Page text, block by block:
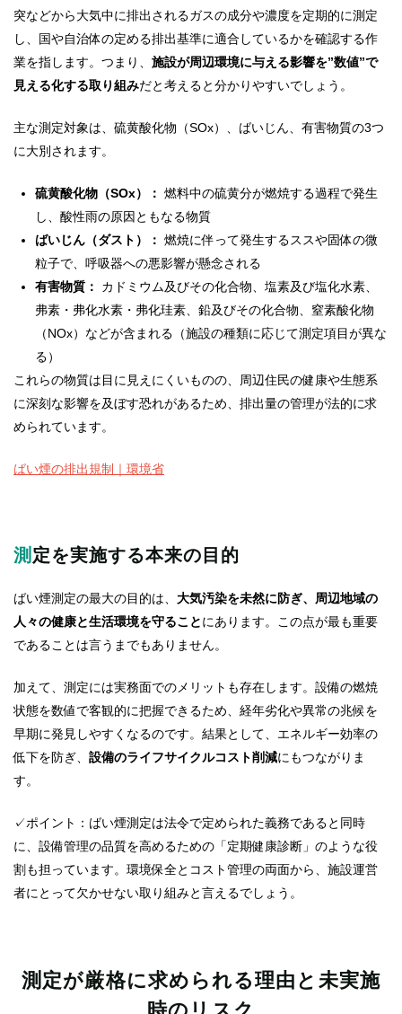
突などから大気中に排出されるガスの成分や濃度を定期的に測定
し、国や自治体の定める排出基準に適合しているかを確認する作
業を指します。つまり、 施設が周辺環境に与える影響を”数値”で
見える化する取り組みだと考えると分かりやすいでしょう。
主な測定対象は、硫黄酸化物（SOx）、ばいじん、有害物質の3つ
に大別されます。
硫黄酸化物（SOx）： 燃料中の硫黄分が燃焼する過程で発生
し、酸性雨の原因ともなる物質
ばいじん（ダスト）： 燃焼に伴って発生するススや固体の微
粒子で、呼吸器への悪影響が懸念される
有害物質： カドミウム及びその化合物、塩素及び塩化水素、
弗素・弗化水素・弗化珪素、鉛及びその化合物、窒素酸化物
（NOx）などが含まれる（施設の種類に応じて測定項目が異な
る）
これらの物質は目に見えにくいものの、周辺住民の健康や生態系
に深刻な影響を及ぼす恐れがあるため、排出量の管理が法的に求
められています。
ばい煙の排出規制｜環境省
測定を実施する本来の目的
ばい煙測定の最大の目的は、 大気汚染を未然に防ぎ、周辺地域の
人々の健康と生活環境を守ることにあります。この点が最も重要
であることは言うまでもありません。
加えて、測定には実務面でのメリットも存在します。設備の燃焼
状態を数値で客観的に把握できるため、経年劣化や異常の兆候を
早期に発見しやすくなるのです。結果として、エネルギー効率の
低下を防ぎ、 設備のライフサイクルコスト削減にもつながりま
す。
✓ポイント：ばい煙測定は法令で定められた義務であると同時
に、設備管理の品質を高めるための「定期健康診断」のような役
割も担っています。環境保全とコスト管理の両面から、施設運営
者にとって欠かせない取り組みと言えるでしょう。
測定が厳格に求められる理由と未実施